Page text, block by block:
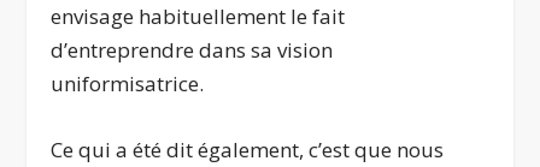
envisage habituellement le fait
d’entreprendre dans sa vision
uniformisatrice.
Ce qui a été dit également, c’est que nous